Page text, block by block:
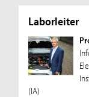
Laborleiter
(IA)